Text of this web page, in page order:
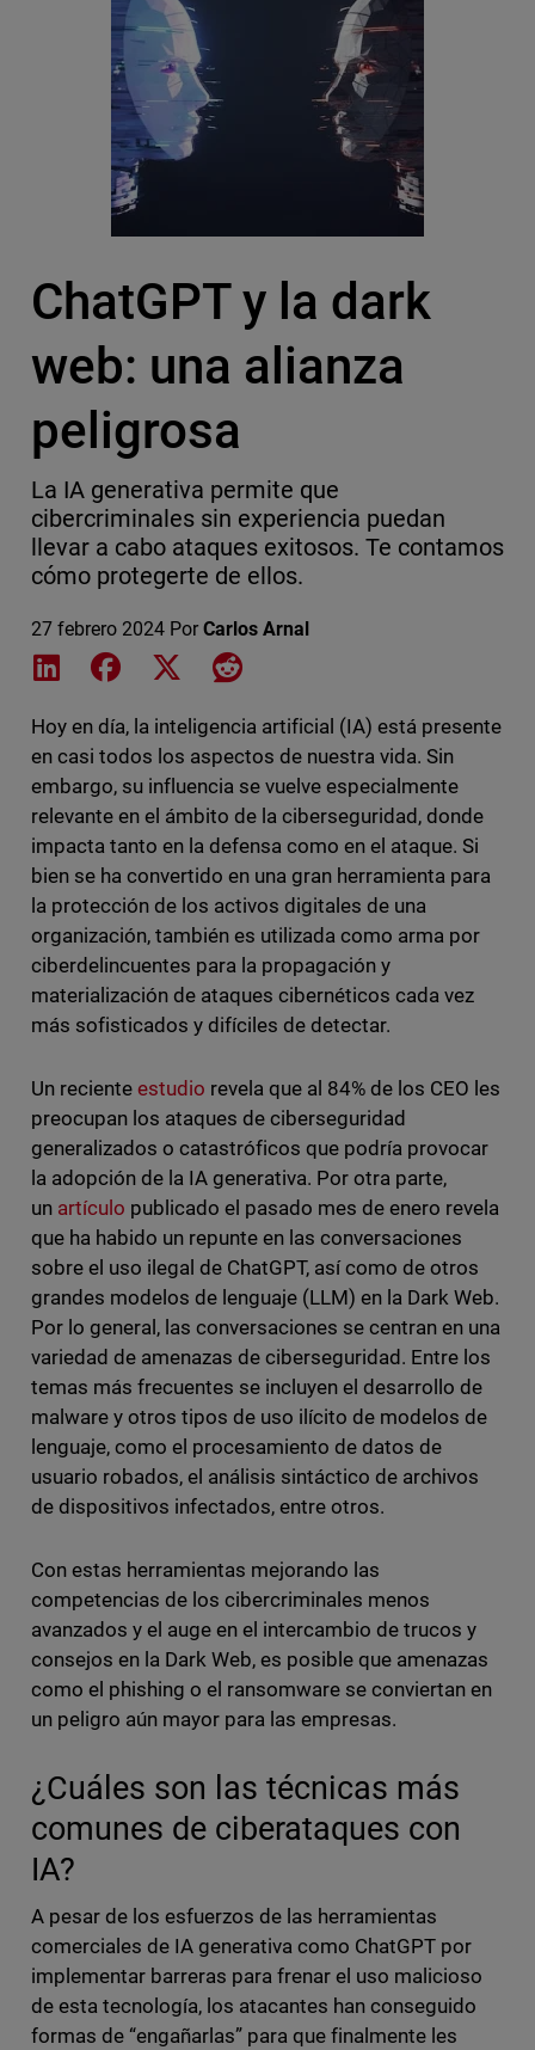
ChatGPT y la dark
web: una alianza
peligrosa
La IA generativa permite que
cibercriminales sin experiencia puedan
llevar a cabo ataques exitosos. Te contamos
cómo protegerte de ellos.
27 febrero 2024 Por Carlos Arnal
Share on LinkedIn
Share on Facebook
Share on XShare on Reddit
Hoy en día, la inteligencia artificial (IA) está presente
en casi todos los aspectos de nuestra vida. Sin
embargo, su influencia se vuelve especialmente
relevante en el ámbito de la ciberseguridad, donde
impacta tanto en la defensa como en el ataque. Si
bien se ha convertido en una gran herramienta para
la protección de los activos digitales de una
organización, también es utilizada como arma por
ciberdelincuentes para la propagación y
materialización de ataques cibernéticos cada vez
más sofisticados y difíciles de detectar.
Un reciente estudio revela que al 84% de los CEO les
preocupan los ataques de ciberseguridad
generalizados o catastróficos que podría provocar
la adopción de la IA generativa. Por otra parte,
un artículo publicado el pasado mes de enero revela
que ha habido un repunte en las conversaciones
sobre el uso ilegal de ChatGPT, así como de otros
grandes modelos de lenguaje (LLM) en la Dark Web.
Por lo general, las conversaciones se centran en una
variedad de amenazas de ciberseguridad. Entre los
temas más frecuentes se incluyen el desarrollo de
malware y otros tipos de uso ilícito de modelos de
lenguaje, como el procesamiento de datos de
usuario robados, el análisis sintáctico de archivos
de dispositivos infectados, entre otros.
Con estas herramientas mejorando las
competencias de los cibercriminales menos
avanzados y el auge en el intercambio de trucos y
consejos en la Dark Web, es posible que amenazas
como el phishing o el ransomware se conviertan en
un peligro aún mayor para las empresas.
¿Cuáles son las técnicas más
comunes de ciberataques con
IA?
A pesar de los esfuerzos de las herramientas
comerciales de IA generativa como ChatGPT por
implementar barreras para frenar el uso malicioso
de esta tecnología, los atacantes han conseguido
formas de “engañarlas” para que finalmente les